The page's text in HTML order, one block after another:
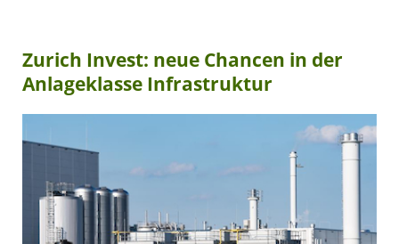
Zurich Invest: neue Chancen in der
Anlageklasse Infrastruktur